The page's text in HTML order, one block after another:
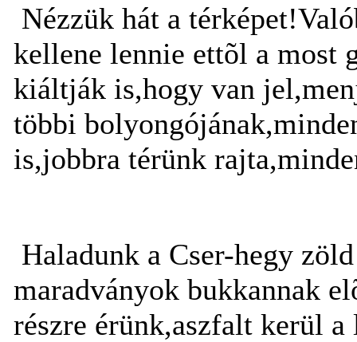
Nézzük hát a
kellene lennie ettõl a most
kiáltják is,hogy van
többi
is,jobbra térünk
Haladunk a Cser-hegy
maradványok bukkannak
részre érünk,aszfalt kerül